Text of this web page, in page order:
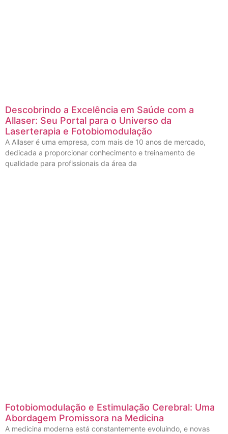
Descobrindo a Excelência em Saúde com a
Allaser: Seu Portal para o Universo da
Laserterapia e Fotobiomodulação
A Allaser é uma empresa, com mais de 10 anos de mercado,
dedicada a proporcionar conhecimento e treinamento de
qualidade para profissionais da área da
Fotobiomodulação e Estimulação Cerebral: Uma
Abordagem Promissora na Medicina
A medicina moderna está constantemente evoluindo, e novas